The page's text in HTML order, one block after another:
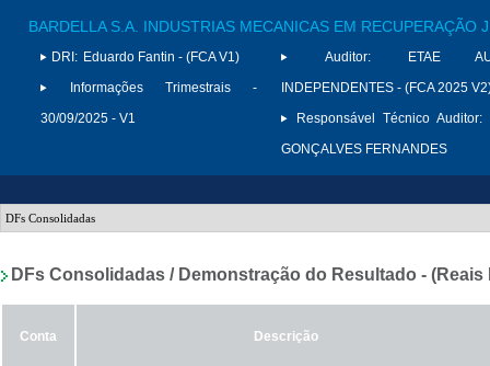
BARDELLA S.A. INDUSTRIAS MECANICAS EM RECUPERAÇÃO
DRI: Eduardo Fantin - (FCA V1)
Informações Trimestrais -
30/09/2025 - V1
Auditor:
ETAE
INDEPENDENTES - (FCA 2025
Responsável Técnico Auditor:
GONÇALVES FERNANDES